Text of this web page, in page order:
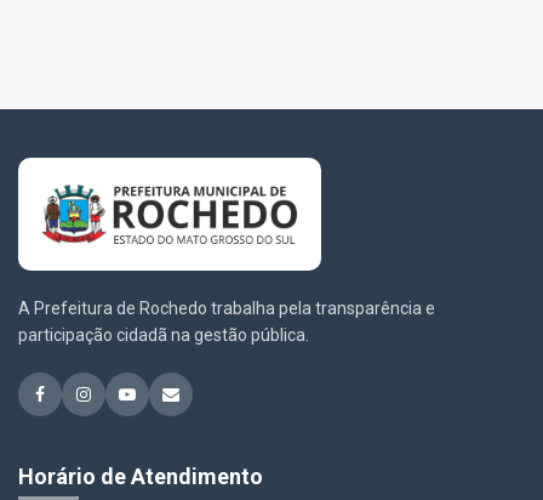
A Prefeitura de Rochedo trabalha pela transparência e
participação cidadã na gestão pública.
Horário de Atendimento